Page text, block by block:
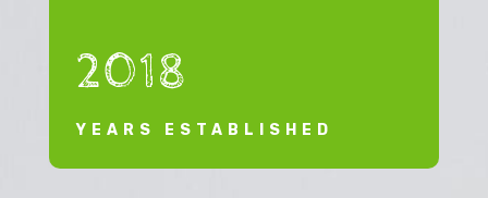
2018
YEARS ESTABLISHED